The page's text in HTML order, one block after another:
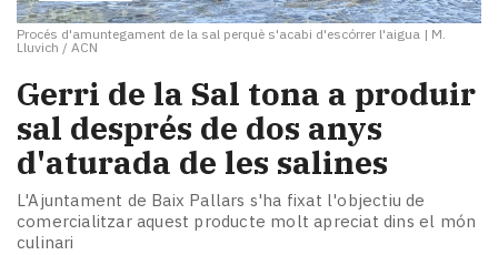
temps
Reportatges
Enquestes
A
escena!
Dis
la
teva!
Subscriptors
Procés d'amuntegament de la sal perquè s'acabi d'escórrer l'aigua | M.
Lluvich / ACN
​Gerri de la Sal tona a produir
sal després de dos anys
d'aturada de les salines
L'Ajuntament de Baix Pallars s'ha fixat l'objectiu de
comercialitzar aquest producte molt apreciat dins el món
culinari